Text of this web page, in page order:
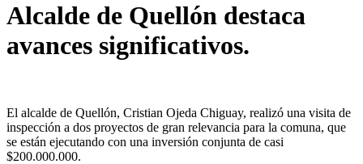
Alcalde de Quellón destaca
avances significativos.
El alcalde de Quellón, Cristian Ojeda Chiguay, realizó una visita de
inspección a dos proyectos de gran relevancia para la comuna, que
se están ejecutando con una inversión conjunta de casi
$200.000.000.